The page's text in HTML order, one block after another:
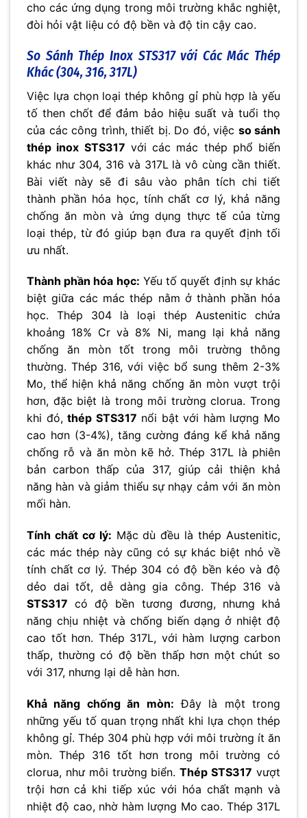
cho các ứng dụng trong môi trường khắc nghiệt,
đòi hỏi vật liệu có độ bền và độ tin cậy cao.
So Sánh Thép Inox STS317với Các Mác Thép
Khác (304, 316, 317L)
Việc lựa chọn loại thép không gỉ phù hợp là yếu
tố then chốt để đảm bảo hiệu suất và tuổi thọ
của các công trình, thiết bị. Do đó, việc so sánh
thép inox STS317 với các mác thép phổ biến
khác như 304, 316 và 317L là vô cùng cần thiết.
Bài viết này sẽ đi sâu vào phân tích chi tiết
thành phần hóa học, tính chất cơ lý, khả năng
chống ăn mòn và ứng dụng thực tế của từng
loại thép, từ đó giúp bạn đưa ra quyết định tối
ưu nhất.
Thành phần hóa học: Yếu tố quyết định sự khác
biệt giữa các mác thép nằm ở thành phần hóa
học. Thép 304 là loại thép Austenitic chứa
khoảng 18% Cr và 8% Ni, mang lại khả năng
chống ăn mòn tốt trong môi trường thông
thường. Thép 316, với việc bổ sung thêm 2-3%
Mo, thể hiện khả năng chống ăn mòn vượt trội
hơn, đặc biệt là trong môi trường clorua. Trong
khi đó,thép STS317 nổi bật với hàm lượng Mo
cao hơn (3-4%), tăng cường đáng kể khả năng
chống rỗ và ăn mòn kẽ hở. Thép 317L là phiên
bản carbon thấp của 317, giúp cải thiện khả
năng hàn và giảm thiểu sự nhạy cảm với ăn mòn
mối hàn.
Tính chất cơ lý: Mặc dù đều là thép Austenitic,
các mác thép này cũng có sự khác biệt nhỏ về
tính chất cơ lý. Thép 304 có độ bền kéo và độ
dẻo dai tốt, dễ dàng gia công. Thép 316 và
STS317 có độ bền tương đương, nhưng khả
năng chịu nhiệt và chống biến dạng ở nhiệt độ
cao tốt hơn. Thép 317L, với hàm lượng carbon
thấp, thường có độ bền thấp hơn một chút so
với 317, nhưng lại dễ hàn hơn.
Khả năng chống ăn mòn: Đây là một trong
những yếu tố quan trọng nhất khi lựa chọn thép
không gỉ. Thép 304 phù hợp với môi trường ít ăn
mòn. Thép 316 tốt hơn trong môi trường có
clorua, như môi trường biển.Thép STS317 vượt
trội hơn cả khi tiếp xúc với hóa chất mạnh và
nhiệt độ cao, nhờ hàm lượng Mo cao. Thép 317L